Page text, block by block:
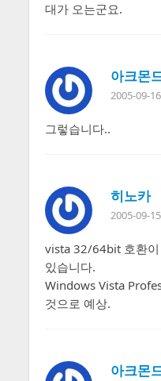
대가 오는군요.
아크몬
2005-09-
그렇습니다..
히노카
2005-09-
vista 32/64bit 호환
있습니다.
Windows Vista
것으로 예상.
아크몬